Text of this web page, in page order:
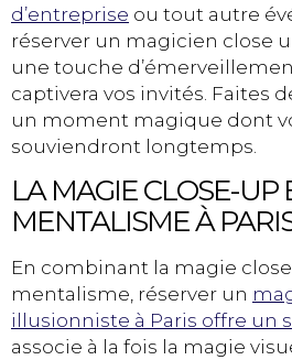
d’entreprise ou tout autre
réserver un magicien close
une touche
captivera vos invités. Faites
un moment magique dont
souviendront longtemps.
LA MAGIE CLOSE-UP
MENTALISME À
En combinant la magie
mentalisme, réserver un
illusionniste à Paris offre un
associe à la fois la magie